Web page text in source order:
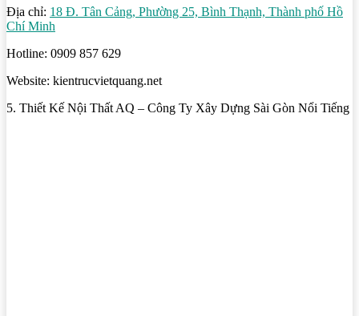
Địa chỉ: 18 Đ. Tân Cảng, Phường 25, Bình Thạnh, Thành phố Hồ
Chí Minh
Hotline: 0909 857 629
Website: kientrucvietquang.net
5. Thiết Kế Nội Thất AQ – Công Ty Xây Dựng Sài Gòn Nổi Tiếng